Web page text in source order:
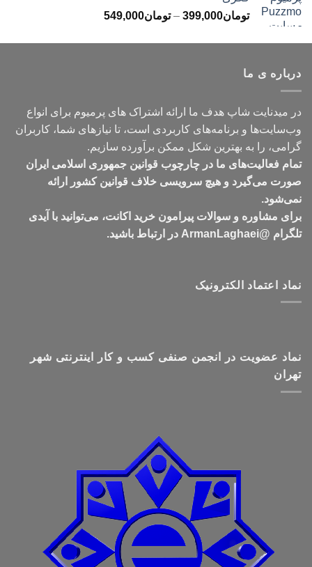
تومان399,000
– تومان549,000محدوده
تومان399,000
درباره ی ما
در میدنایت شاپ هدف ما ارائه اشتراک های پرمیوم برای انواع
وب‌سایت‌ها و برنامه‌های کاربردی است، تا نیازهای شما، کاربران
گرامی، را به بهترین شکل ممکن برآورده سازیم.
تمام فعالیت‌های ما در چارچوب قوانین جمهوری اسلامی ایران
صورت می‌گیرد و هیچ سرویسی خلاف قوانین کشور ارائه
نمی‌شود.
برای مشاوره و سوالات پیرامون خرید اکانت، می‌توانید با آیدی
تلگرام @ArmanLaghaei در ارتباط باشید.
نماد اعتماد الکترونیک
نماد عضویت در انجمن صنفی کسب و کار اینترنتی شهر
تهران